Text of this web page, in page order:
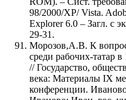
98/2000/XP/ Vista.
Explorer 6.0 – Загл. с
29-31.
Морозов,А.В. К
среди рабочих-татар
// Государство,
века: Материалы IX
конференции.